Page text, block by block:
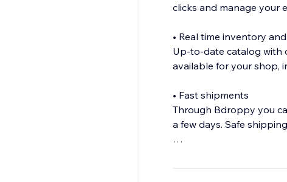
clicks and manage your
• Real time inventory
Up-to-date catalog with
available for your shop,
• Fast shipments
Through Bdroppy you
a few days. Safe
All product sheets are